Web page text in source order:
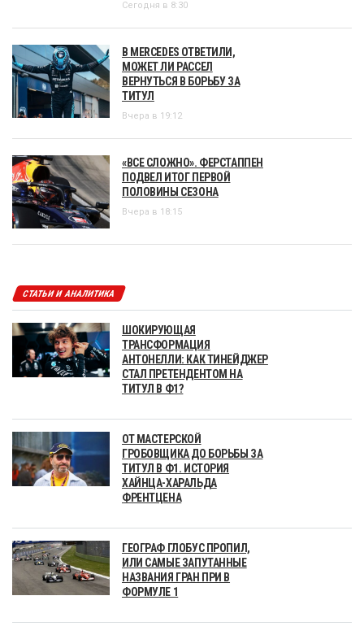
Сегодня в 8:30
В MERCEDES ОТВЕТИЛИ,
МОЖЕТ ЛИ РАССЕЛ
ВЕРНУТЬСЯ В БОРЬБУ ЗА
ТИТУЛ
Вчера в 19:12
«ВСЕ СЛОЖНО». ФЕРСТАППЕН
ПОДВЕЛ ИТОГ ПЕРВОЙ
ПОЛОВИНЫ СЕЗОНА
Вчера в 18:15
СТАТЬИ И АНАЛИТИКА
ШОКИРУЮЩАЯ
ТРАНСФОРМАЦИЯ
АНТОНЕЛЛИ: КАК ТИНЕЙДЖЕР
СТАЛ ПРЕТЕНДЕНТОМ НА
ТИТУЛ В Ф1?
ОТ МАСТЕРСКОЙ
ГРОБОВЩИКА ДО БОРЬБЫ ЗА
ТИТУЛ В Ф1. ИСТОРИЯ
ХАЙНЦА-ХАРАЛЬДА
ФРЕНТЦЕНА
ГЕОГРАФ ГЛОБУС ПРОПИЛ,
ИЛИ САМЫЕ ЗАПУТАННЫЕ
НАЗВАНИЯ ГРАН ПРИ В
ФОРМУЛЕ 1